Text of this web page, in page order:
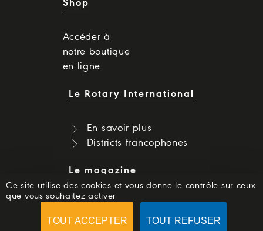
Shop
Accéder à
notre boutique
en ligne
Le Rotary International
En savoir plus
Districts francophones
Le magazine
Dernier numéro
Numéros précédents
Ce site utilise des cookies et vous donne le contrôle sur ceux
que vous souhaitez activer
TOUT ACCEPTER TOUT REFUSER